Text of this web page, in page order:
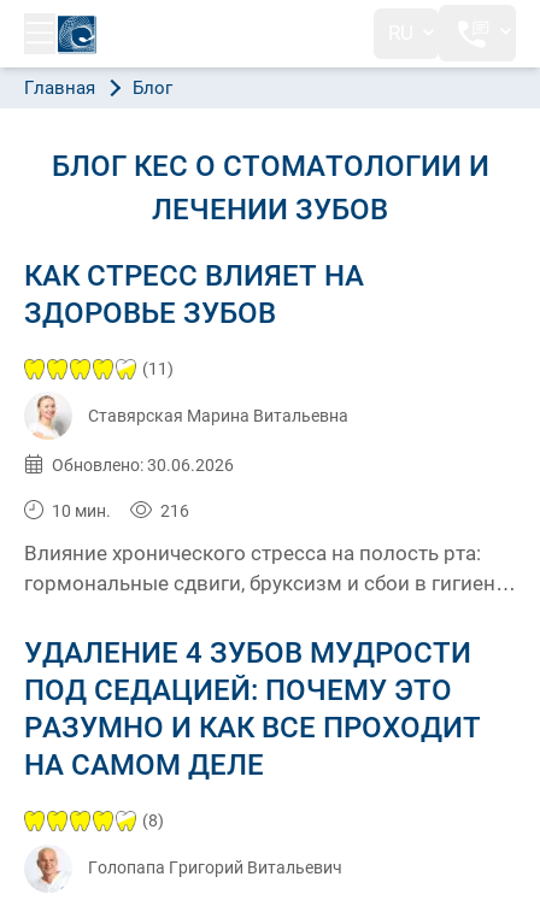
Главная Блог
БЛОГ КЕС О СТОМАТОЛОГИИ И
ЛЕЧЕНИИ ЗУБОВ
КАК СТРЕСС ВЛИЯЕТ НА
ЗДОРОВЬЕ ЗУБОВ
Ставярская Марина Витальевна
(11)
Опубликовано:
30.06.2026
Обновлено: 30.06.2026
10 мин. 216
Влияние хронического стресса на полость рта:
гормональные сдвиги, бруксизм и сбои в гигиене.
неблагоприятного воздействия в периоды
повышенной нагрузки и рекомендации клиники
KES
УДАЛЕНИЕ 4 ЗУБОВ МУДРОСТИ
ПОД СЕДАЦИЕЙ: ПОЧЕМУ ЭТО
РАЗУМНО И КАК ВСЕ ПРОХОДИТ
НА САМОМ ДЕЛЕ
Голопапа Григорий Витальевич
(8)